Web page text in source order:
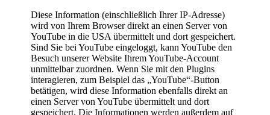
Diese Information (einschließlich Ihrer IP-Adresse)
wird von Ihrem Browser direkt an einen Server von
YouTube in die USA übermittelt und dort gespeichert.
Sind Sie bei YouTube eingeloggt, kann YouTube den
Besuch unserer Website Ihrem YouTube-Account
unmittelbar zuordnen. Wenn Sie mit den Plugins
interagieren, zum Beispiel das „YouTube“-Button
betätigen, wird diese Information ebenfalls direkt an
einen Server von YouTube übermittelt und dort
gespeichert. Die Informationen werden außerdem auf